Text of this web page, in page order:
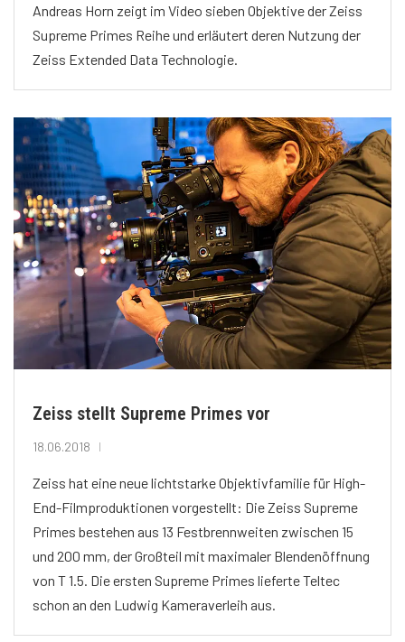
Andreas Horn zeigt im Video sieben Objektive der Zeiss
Supreme Primes Reihe und erläutert deren Nutzung der
Zeiss Extended Data Technologie.
Zeiss stellt Supreme Primes vor
18.06.2018
Zeiss hat eine neue lichtstarke Objektivfamilie für High-
End-Filmproduktionen vorgestellt: Die Zeiss Supreme
Primes bestehen aus 13 Festbrennweiten zwischen 15
und 200 mm, der Großteil mit maximaler Blendenöffnung
von T 1.5. Die ersten Supreme Primes lieferte Teltec
schon an den Ludwig Kameraverleih aus.